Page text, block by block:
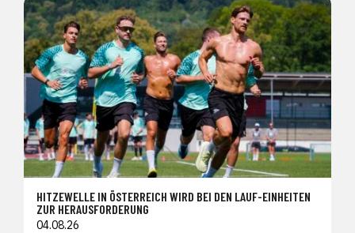
HITZEWELLE IN ÖSTERREICH WIRD BEI DEN LAUF-EINHEITEN
ZUR HERAUSFORDERUNG
04.08.26